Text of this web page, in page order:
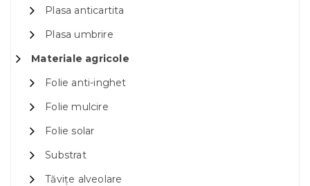
Plasa anticartita
Plasa umbrire
Materiale agricole
Folie anti-inghet
Folie mulcire
Folie solar
Substrat
Tăvițe alveolare